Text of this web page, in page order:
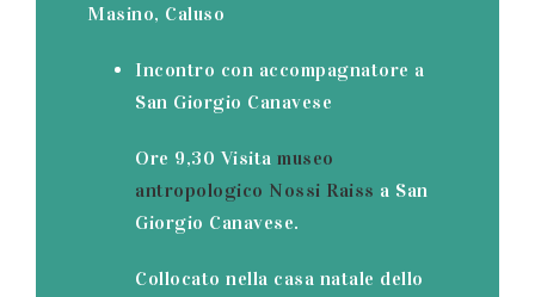
Masino, Caluso
Incontro con accompagnatore a
San Giorgio Canavese
Ore 9,30 Visita museo
antropologico Nossi Raiss a San
Giorgio Canavese.
Collocato nella casa natale dello